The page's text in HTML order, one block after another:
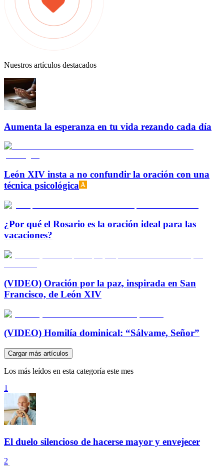
Nuestros artículos destacados
Aumenta la esperanza en tu vida rezando cada día
León XIV insta a no confundir la oración con una
técnica psicológica
¿Por qué el Rosario es la oración ideal para las
vacaciones?
(VIDEO) Oración por la paz, inspirada en San
Francisco, de León XIV
(VIDEO) Homilía dominical: “Sálvame, Señor”
Cargar más artículos
Los más leídos en esta categoría este mes
1
El duelo silencioso de hacerse mayor y envejecer
2